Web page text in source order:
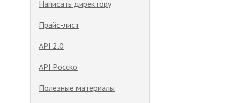
Написать директору
Прайс-лист
API 2.0
API Росско
Полезные материалы